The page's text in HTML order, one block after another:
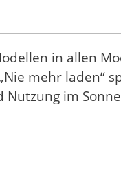
in allen
mehr laden“
Nutzung im